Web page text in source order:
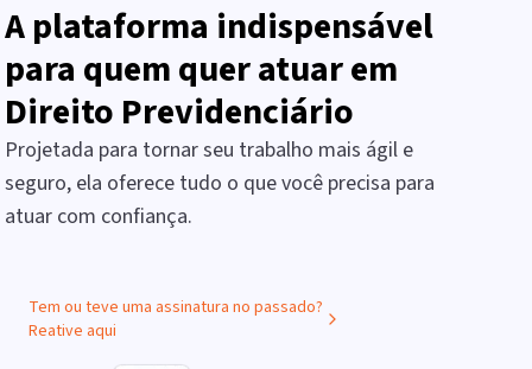
A plataforma indispensável
para quem quer atuar em
Direito Previdenciário
Projetada para tornar seu trabalho mais ágil e
seguro, ela oferece tudo o que você precisa para
atuar com confiança.
Tem ou teve uma assinatura no passado?
Reative aqui